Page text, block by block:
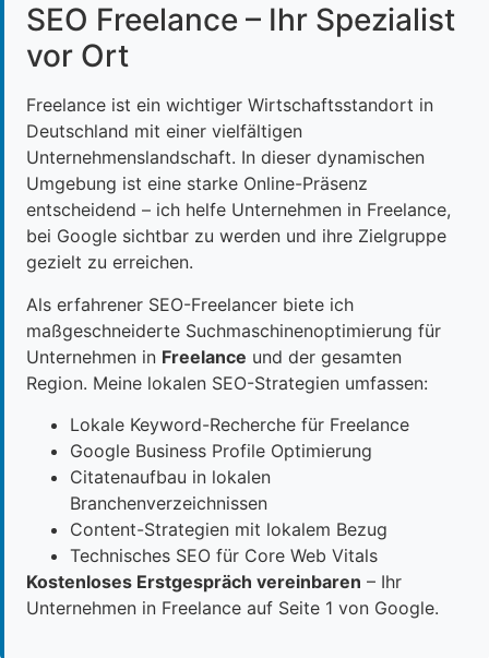
SEO Freelance – Ihr Spezialist
vor Ort
Freelance ist ein wichtiger Wirtschaftsstandort in
Deutschland mit einer vielfältigen
Unternehmenslandschaft. In dieser dynamischen
Umgebung ist eine starke Online-Präsenz
entscheidend – ich helfe Unternehmen in Freelance,
bei Google sichtbar zu werden und ihre Zielgruppe
gezielt zu erreichen.
Als erfahrener SEO-Freelancer biete ich
maßgeschneiderte Suchmaschinenoptimierung für
Unternehmen in Freelance und der gesamten
Region. Meine lokalen SEO-Strategien umfassen:
Lokale Keyword-Recherche für Freelance
Google Business Profile Optimierung
Citatenaufbau in lokalen
Branchenverzeichnissen
Content-Strategien mit lokalem Bezug
Technisches SEO für Core Web Vitals
Kostenloses Erstgespräch vereinbaren – Ihr
Unternehmen in Freelance auf Seite 1 von Google.